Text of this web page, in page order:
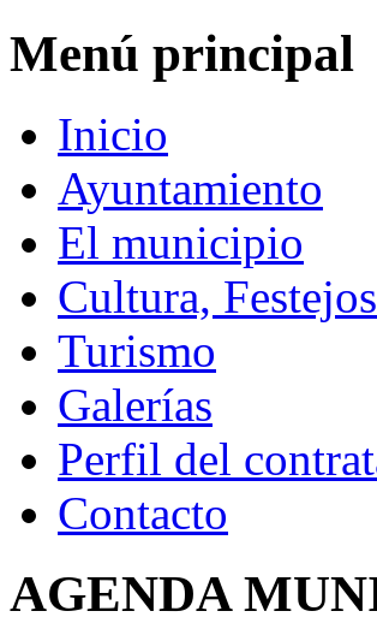
Menú principal
Inicio
Ayuntamiento
El municipio
Cultura,
Turismo
Galerías
Perfil del
Contacto
AGENDA